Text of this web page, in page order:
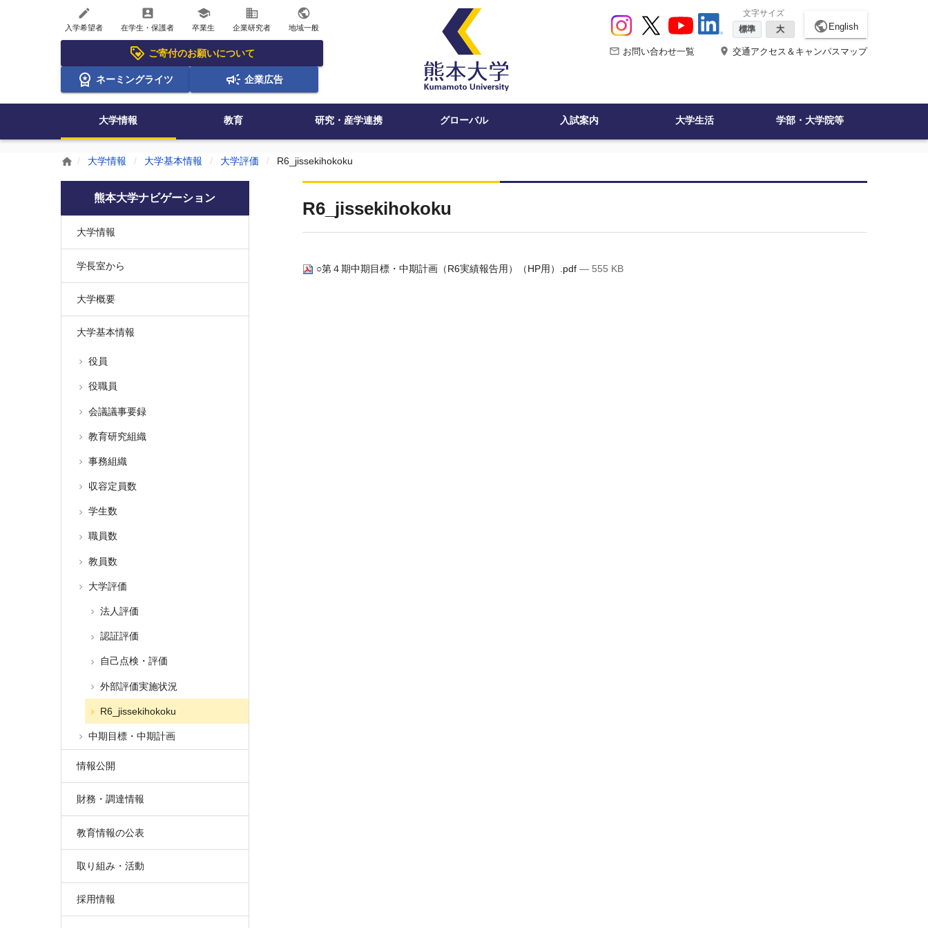
create
入学希望者
account_box
在学生・保護者
school
卒業生
business
企業研究者
public
地域一般
ご寄付のお願いについて
ネーミングライツ 企業広告
文字サイズ
標準
大 public English
mail_outline お問い合わせ一覧 place 交通アクセス＆キャンパスマップ
大学情報 教育 研究・産学連携 グローバル 入試案内 大学生活 学部・大学院等
home 大学情報 大学基本情報 大学評価 R6_jissekihokoku
R6_jissekihokoku
○第４期中期目標・中期計画（R6実績報告用）（HP用）.pdf— 555 KB
熊本大学ナビゲーション
大学情報
学長室から
大学概要
大学基本情報
役員
役職員
会議議事要録
教育研究組織
事務組織
収容定員数
学生数
職員数
教員数
大学評価
法人評価
認証評価
自己点検・評価
外部評価実施状況
R6_jissekihokoku
中期目標・中期計画
情報公開
財務・調達情報
教育情報の公表
取り組み・活動
採用情報